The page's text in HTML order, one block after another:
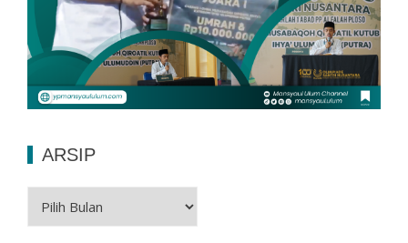
ARSIP